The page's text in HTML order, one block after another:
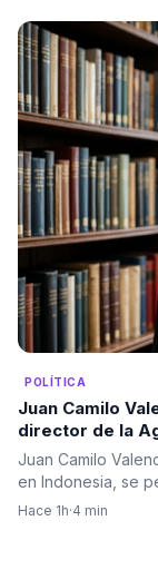
POLÍTICA
Juan Camilo
director de la
Juan Camilo
en Indonesia, se
Hace 1h·4 min